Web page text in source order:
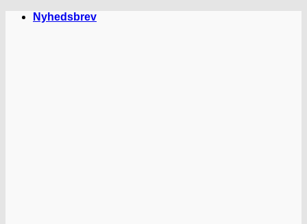
FortsætNyhedsbrev